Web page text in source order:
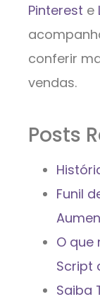
Pinterest e
conferir
vendas.
Posts
Funil
O que
Script
Saiba